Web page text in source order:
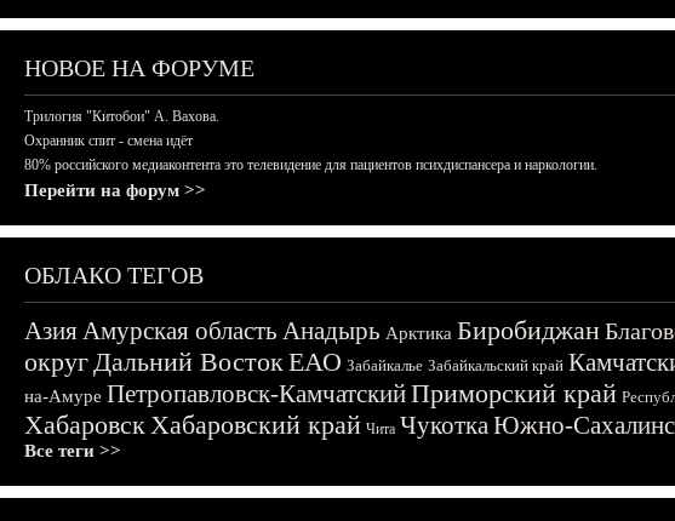
НОВОЕ НА ФОРУМЕ
Трилогия "Китобои" А. Вахова.
Охранник спит - смена идёт
80% российского медиаконтента это телевидение для пациентов психдиспансера и наркологии.
Перейти на форум >>
ОБЛАКО ТЕГОВ
АзияАмурская область Анадырь Арктика Биробиджан
округДальний ВостокЕАО Забайкалье Забайкальский край
на-Амуре Петропавловск-КамчатскийПриморский край
ХабаровскХабаровский край Чита ЧукоткаЮжно-
Все теги >>